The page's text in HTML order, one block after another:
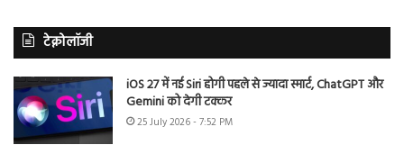
टेक्नोलॉजी
iOS 27 में नई Siri होगी पहले से ज्यादा स्मार्ट, ChatGPT और
Gemini को देगी टक्कर
25 July 2026 - 7:52 PM